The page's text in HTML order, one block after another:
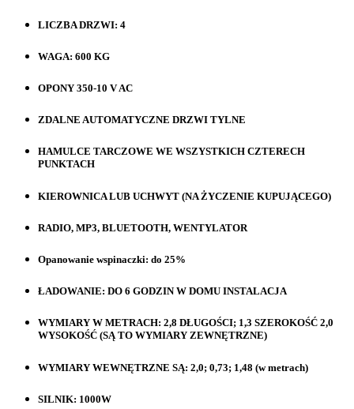
LICZBA DRZWI: 4
WAGA: 600 KG
OPONY 350-10 V AC
ZDALNE AUTOMATYCZNE DRZWI TYLNE
HAMULCE TARCZOWE WE WSZYSTKICH CZTERECH
PUNKTACH
KIEROWNICA LUB UCHWYT (NA ŻYCZENIE KUPUJĄCEGO)
RADIO, MP3, BLUETOOTH, WENTYLATOR
Opanowanie wspinaczki: do 25%
ŁADOWANIE: DO 6 GODZIN W DOMU INSTALACJA
WYMIARY W METRACH: 2,8 DŁUGOŚCI; 1,3 SZEROKOŚĆ 2,0
WYSOKOŚĆ (SĄ TO WYMIARY ZEWNĘTRZNE)
WYMIARY WEWNĘTRZNE SĄ: 2,0; 0,73; 1,48 (w metrach)
SILNIK: 1000W